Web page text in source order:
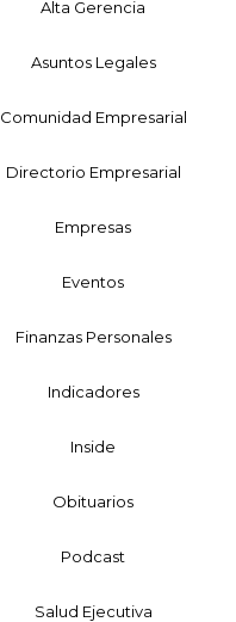
Alta Gerencia
Asuntos Legales
Comunidad Empresarial
Directorio Empresarial
Empresas
Eventos
Finanzas Personales
Indicadores
Inside
Obituarios
Podcast
Salud Ejecutiva